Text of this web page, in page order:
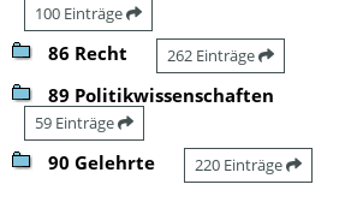
100 Einträge
86 Recht 262 Einträge
89 Politikwissenschaften
59 Einträge
90 Gelehrte 220 Einträge